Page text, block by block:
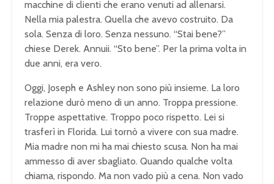
macchine di clienti che erano venuti ad allenarsi.
Nella mia palestra. Quella che avevo costruito. Da
sola. Senza di loro. Senza nessuno. “Stai bene?”
chiese Derek. Annuii. “Sto bene”. Per la prima volta in
due anni, era vero.
Oggi, Joseph e Ashley non sono più insieme. La loro
relazione durò meno di un anno. Troppa pressione.
Troppe aspettative. Troppo poco rispetto. Lei si
trasferì in Florida. Lui tornò a vivere con sua madre.
Mia madre non mi ha mai chiesto scusa. Non ha mai
ammesso di aver sbagliato. Quando qualche volta
chiama, rispondo. Ma non vado più a cena. Non vado